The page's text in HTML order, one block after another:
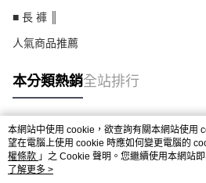
■ 長 褲 ║
人氣商品推薦
本分類熱銷全站排行
熱門標籤
本網站中使用 cookie，欲查詢有關本網站使用
望在電腦上使用 cookie 時應如何變更電腦的
權條款 」之 Cookie 聲明。您繼續使用本網站
用條款之 Cookie 聲明使用 cookie。
了解更多 >